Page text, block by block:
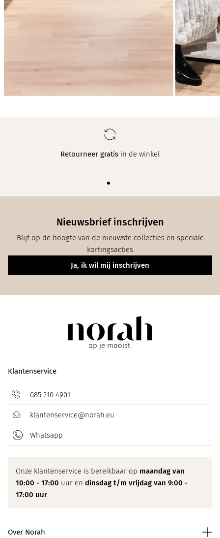
Retourneer gratis in de winkel
Nieuwsbrief inschrijven
Blijf op de hoogte van de nieuwste collecties en speciale
kortingsacties
Ja, ik wil mij inschrijven
op je mooist.
Klantenservice
085 210 4901
klantenservice@norah.eu
Whatsapp
Onze klantenservice is bereikbaar op maandag van
10:00 - 17:00 uur en dinsdag t/m vrijdag van 9:00 -
17:00 uur.
Over Norah